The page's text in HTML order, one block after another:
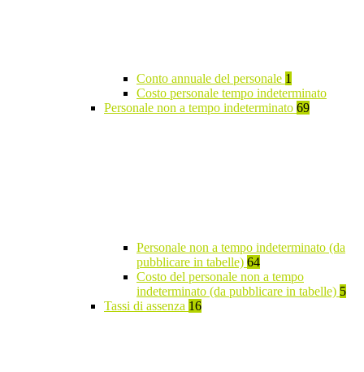
Conto annuale del personale 1
Costo personale tempo indeterminato
Personale non a tempo indeterminato 69
Personale non a tempo indeterminato (da
pubblicare in tabelle) 64
Costo del personale non a tempo
indeterminato (da pubblicare in tabelle) 5
Tassi di assenza 16